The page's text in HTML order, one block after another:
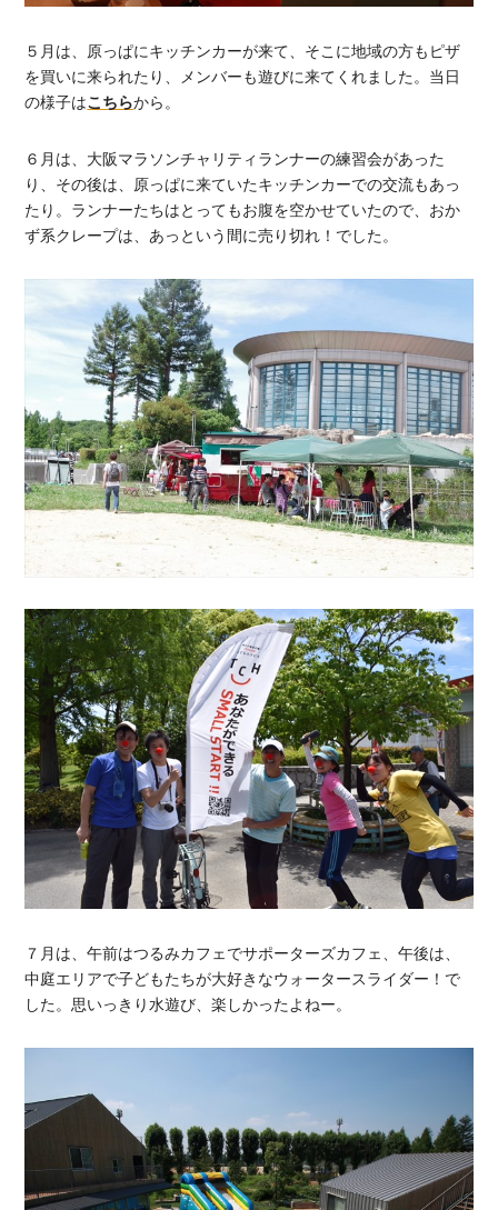
５月は、原っぱにキッチンカーが来て、そこに地域の方もピザ
を買いに来られたり、メンバーも遊びに来てくれました。当日
の様子はこちらから。
６月は、大阪マラソンチャリティランナーの練習会があった
り、その後は、原っぱに来ていたキッチンカーでの交流もあっ
たり。ランナーたちはとってもお腹を空かせていたので、おか
ず系クレープは、あっという間に売り切れ！でした。
７月は、午前はつるみカフェでサポーターズカフェ、午後は、
中庭エリアで子どもたちが大好きなウォータースライダー！で
した。思いっきり水遊び、楽しかったよねー。